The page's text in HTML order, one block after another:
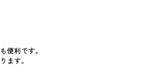
便利です。
ます。